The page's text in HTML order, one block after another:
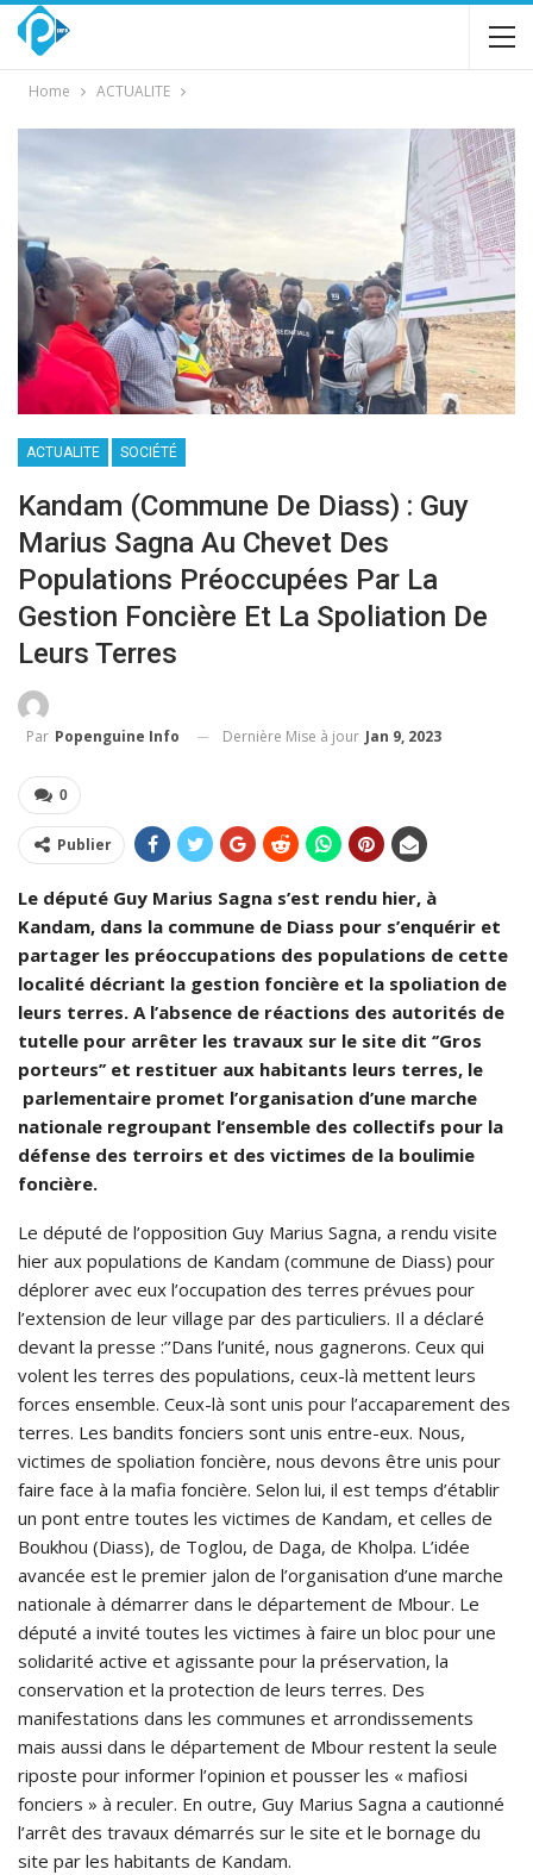
Home ACTUALITE
ACTUALITE SOCIÉTÉ
Kandam (commune De Diass) : Guy
Marius Sagna Au Chevet Des
Populations Préoccupées Par La
Gestion Foncière Et La Spoliation De
Leurs Terres
Par Popenguine Info Dernière Mise à jour Jan 9, 2023
0
Publier
Le député Guy Marius Sagna s’est rendu hier, à
Kandam, dans la commune de Diass pour s’enquérir et
partager les préoccupations des populations de cette
localité décriant la gestion foncière et la spoliation de
leurs terres. A l’absence de réactions des autorités de
tutelle pour arrêter les travaux sur le site dit ‘’Gros
porteurs’’ et restituer aux habitants leurs terres, le
parlementaire promet l’organisation d’une marche
nationale regroupant l’ensemble des collectifs pour la
défense des terroirs et des victimes de la boulimie
foncière.
Le député de l’opposition Guy Marius Sagna, a rendu visite
hier aux populations de Kandam (commune de Diass) pour
déplorer avec eux l’occupation des terres prévues pour
l’extension de leur village par des particuliers. Il a déclaré
devant la presse :’’Dans l’unité, nous gagnerons. Ceux qui
volent les terres des populations, ceux-là mettent leurs
forces ensemble. Ceux-là sont unis pour l’accaparement des
terres. Les bandits fonciers sont unis entre-eux. Nous,
victimes de spoliation foncière, nous devons être unis pour
faire face à la mafia foncière. Selon lui, il est temps d’établir
un pont entre toutes les victimes de Kandam, et celles de
Boukhou (Diass), de Toglou, de Daga, de Kholpa. L’idée
avancée est le premier jalon de l’organisation d’une marche
nationale à démarrer dans le département de Mbour. Le
député a invité toutes les victimes à faire un bloc pour une
solidarité active et agissante pour la préservation, la
conservation et la protection de leurs terres. Des
manifestations dans les communes et arrondissements
mais aussi dans le département de Mbour restent la seule
riposte pour informer l’opinion et pousser les « mafiosi
fonciers » à reculer. En outre, Guy Marius Sagna a cautionné
l’arrêt des travaux démarrés sur le site et le bornage du
site par les habitants de Kandam.